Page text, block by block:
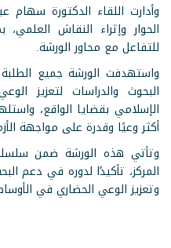
وأدارت اللقاء الدكتورة
الحوار وإثراء النقاش
للتفاعل مع محاور الورشة.
واستهدفت الورشة جميع
البحوث والدراسات لتعزيز
الإسلامي بقضايا الواقع،
أكثر وعيًا وقدرة على مواجهة
وتأتي هذه الورشة ضمن سلسلة
المركز، تأكيدًا لدوره في دعم
وتعزيز الوعي الحضاري في